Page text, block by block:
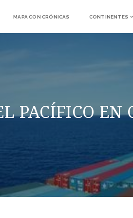
MAPA CON CRÓNICAS CONTINENTES
PACÍ­FICO EN